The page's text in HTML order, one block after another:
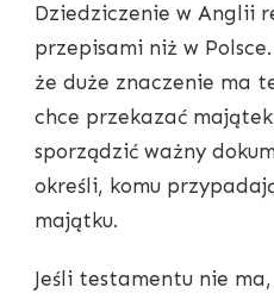
Dziedziczenie w Anglii
przepisami niż w
że duże znaczenie ma
chce przekazać
sporządzić ważny
określi, komu
majątku.
Jeśli testamentu nie ma,